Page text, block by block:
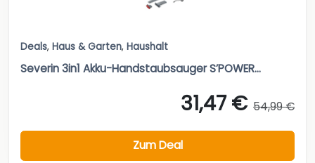
Deals, Haus & Garten, Haushalt
Severin 3in1 Akku-Handstaubsauger S’POWER...
31,47 € 54,99 €
Zum Deal